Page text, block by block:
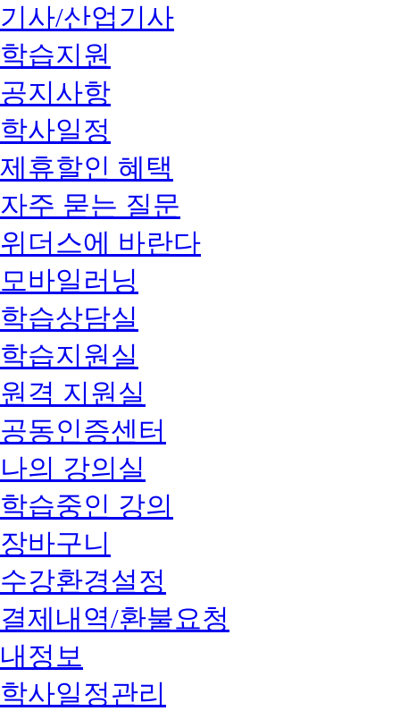
기사/산업기사
학습지원
공지사항
학사일정
제휴할인 혜택
자주 묻는 질문
위더스에 바란다
모바일러닝
학습상담실
학습지원실
원격 지원실
공동인증센터
나의 강의실
학습중인 강의
장바구니
수강환경설정
결제내역/환불요청
내정보
학사일정관리